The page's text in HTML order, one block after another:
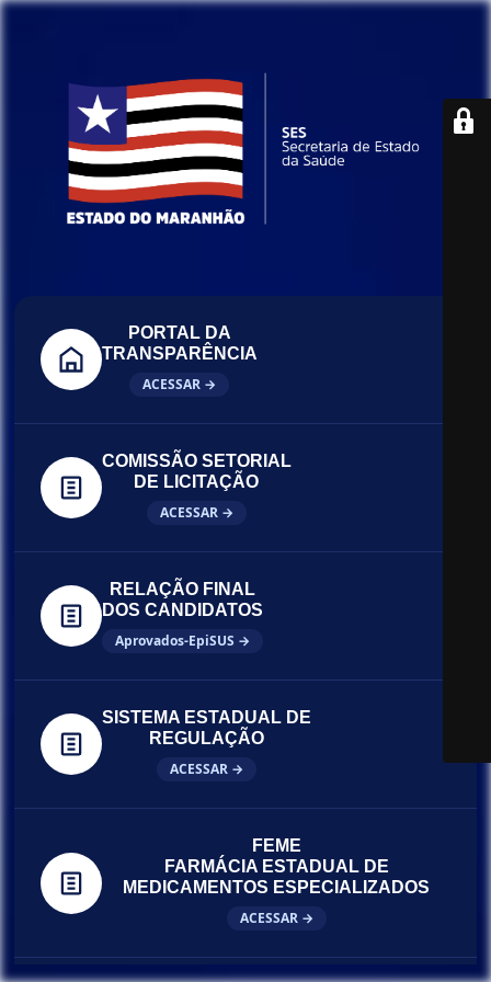
PORTAL DA
TRANSPARÊNCIA
ACESSAR →
COMISSÃO SETORIAL
DE LICITAÇÃO
ACESSAR →
RELAÇÃO FINAL
DOS CANDIDATOS
Aprovados-EpiSUS →
SISTEMA ESTADUAL DE
REGULAÇÃO
ACESSAR →
FEME
FARMÁCIA ESTADUAL DE
MEDICAMENTOS ESPECIALIZADOS
ACESSAR →